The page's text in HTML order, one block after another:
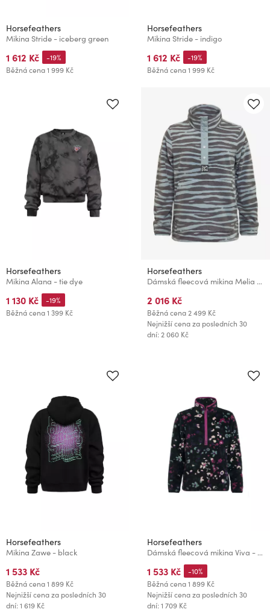
Horsefeathers
Mikina Stride - iceberg green
1 612 Kč
Běžná cena1 999 Kč
-19%
Horsefeathers
Mikina Stride - indigo
1 612 Kč
Běžná cena1 999 Kč
-19%
Horsefeathers
Mikina Alana - tie dye
1 130 Kč
Běžná cena1 399 Kč
-19%
Horsefeathers
Dámská fleecová mikina Melia Horsefeathers
2 016 Kč
Běžná cena2 499 Kč
Nejnižší cena za posledních 30
dní: 2 060 Kč
Horsefeathers
Mikina Zawe - black
1 533 Kč
Běžná cena1 899 Kč
Nejnižší cena za posledních 30
dní: 1 619 Kč
Horsefeathers
Dámská fleecová mikina Viva - colored cheetah
1 533 Kč
Běžná cena1 899 Kč
Nejnižší cena za posledních 30
dní: 1 709 Kč
-10%